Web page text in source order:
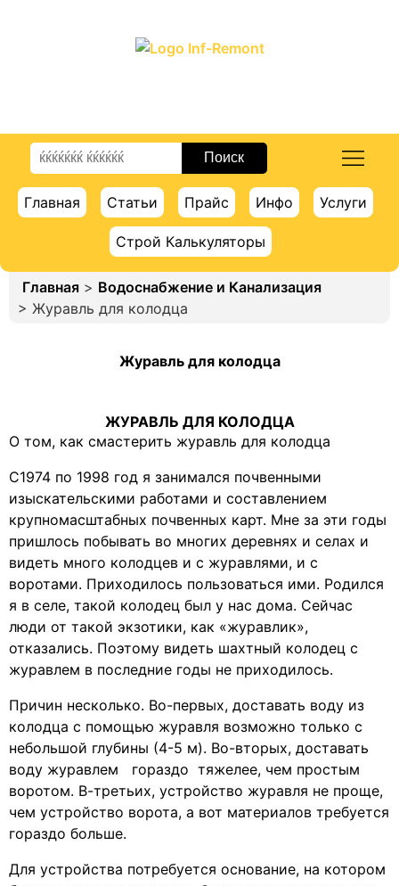
Главная Статьи Прайс Инфо Услуги
Строй Калькуляторы
Главная > Водоснабжение и Канализация
> Журавль для колодца
Журавль для колодца
ЖУРАВЛЬ ДЛЯ КОЛОДЦА
О том, как смастерить журавль для колодца
С1974 по 1998 год я занимался почвенными
изыскательскими работами и составлением
крупномасштабных почвенных карт. Мне за эти годы
пришлось побывать во многих деревнях и селах и
видеть много колодцев и с журавлями, и с
воротами. Приходилось пользоваться ими. Родился
я в селе, такой колодец был у нас дома. Сейчас
люди от такой экзотики, как «журавлик»,
отказались. Поэтому видеть шахтный колодец с
журавлем в последние годы не приходилось.
Причин несколько. Во-первых, доставать воду из
колодца с помощью журавля возможно только с
небольшой глубины (4-5 м). Во-вторых, доставать
воду журавлем гораздо тяжелее, чем простым
воротом. В-третьих, устройство журавля не проще,
чем устройство ворота, а вот материалов требуется
гораздо больше.
Для устройства потребуется основание, на котором